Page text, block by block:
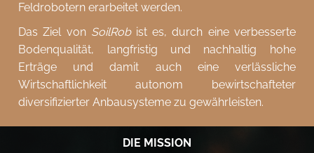
Feldrobotern erarbeitet werden.
Das Ziel von SoilRobist es, durch eine verbesserte
Bodenqualität, langfristig und nachhaltig hohe
Erträge und damit auch eine verlässliche
Wirtschaftlichkeit autonom bewirtschafteter
diversifizierter Anbausysteme zu gewährleisten.
DIE MISSION